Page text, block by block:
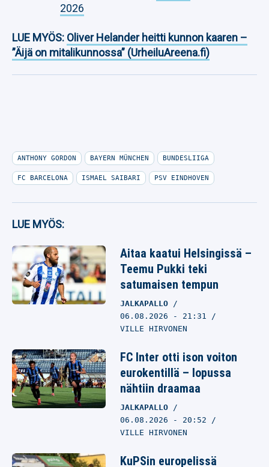
2026
LUE MYÖS: Oliver Helander heitti kunnon kaaren –
”Äijä on mitalikunnossa” (UrheiluAreena.fi)
ANTHONY GORDON BAYERN MÜNCHEN BUNDESLIIGA
FC BARCELONA ISMAEL SAIBARI PSV EINDHOVEN
LUE MYÖS:
Aitaa kaatui Helsingissä –
Teemu Pukki teki
satumaisen tempun
JALKAPALLO
06.08.2026 - 21:31
VILLE HIRVONEN
FC Inter otti ison voiton
eurokentillä – lopussa
nähtiin draamaa
JALKAPALLO
06.08.2026 - 20:52
VILLE HIRVONEN
KuPSin europelissä